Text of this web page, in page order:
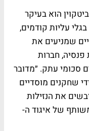
הוא בעיקר
עליות קודמים,
שמניעים את
פנסיה, חברות
סכומי עתק. ״מדובר
שחקנים מוסדיים
את הנזילות
של איגוד ה-